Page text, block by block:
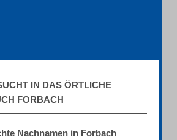
IN DAS ÖRTLICHE
FORBACH
Nachnamen in Forbach